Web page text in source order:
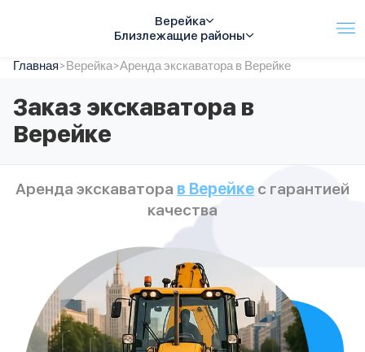
Верейка
Близлежащие районы
Услуги
Автопарк
Тарифы
Акции
Контакты
Главная>Верейка>Аренда экскаватора в Верейке
Заказ экскаватора в
Верейке
Аренда экскаватора в Верейке с гарантией
качества